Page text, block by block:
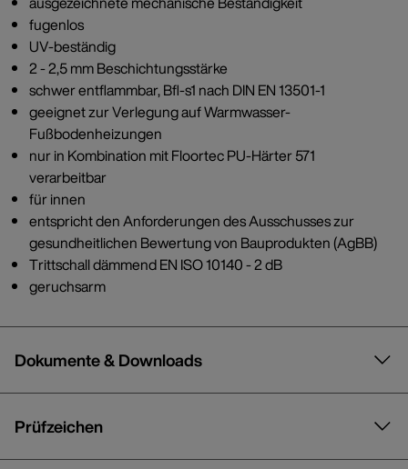
fugenlos
UV-beständig
2 - 2,5 mm Beschichtungsstärke
schwer entflammbar, Bfl-s1 nach DIN EN 13501-1
geeignet zur Verlegung auf Warmwasser-
Fußbodenheizungen
nur in Kombination mit Floortec PU-Härter 571
verarbeitbar
für innen
entspricht den Anforderungen des Ausschusses zur
gesundheitlichen Bewertung von Bauprodukten (AgBB)
Trittschall dämmend EN ISO 10140 - 2 dB
geruchsarm
Dokumente & Downloads
Prüfzeichen